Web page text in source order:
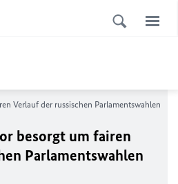
Verlauf der russischen Parlamentswahlen
besorgt um fairen
Parlamentswahlen